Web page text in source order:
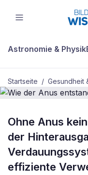
Astronomie & Physik
Startseite / Gesundheit
Wie der Anus
Ohne Anus
der
effiziente